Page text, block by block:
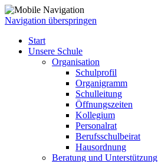
Navigation überspringen
Start
Unsere Schule
Organisation
Schulprofil
Organigramm
Schulleitung
Öffnungszeiten
Kollegium
Personalrat
Berufsschulbeirat
Hausordnung
Beratung und Unterstützung